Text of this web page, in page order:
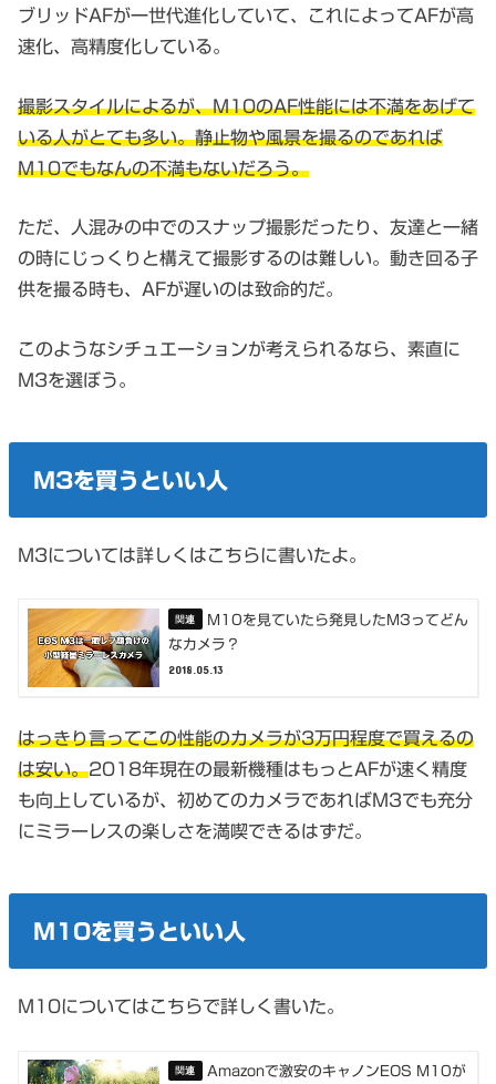
ブリッドAFが一世代進化していて、これによってAFが高
速化、高精度化している。
撮影スタイルによるが、M10のAF性能には不満をあげて
いる人がとても多い。静止物や風景を撮るのであれば
M10でもなんの不満もないだろう。
ただ、人混みの中でのスナップ撮影だったり、友達と一緒
の時にじっくりと構えて撮影するのは難しい。動き回る子
供を撮る時も、AFが遅いのは致命的だ。
このようなシチュエーションが考えられるなら、素直に
M3を選ぼう。
M3を買うといい人
M3については詳しくはこちらに書いたよ。
M10を見ていたら発見したM3ってどん
なカメラ？
2018.05.13
はっきり言ってこの性能のカメラが3万円程度で買えるの
は安い。2018年現在の最新機種はもっとAFが速く精度
も向上しているが、初めてのカメラであればM3でも充分
にミラーレスの楽しさを満喫できるはずだ。
M10を買うといい人
M10についてはこちらで詳しく書いた。
Amazonで激安のキャノンEOS M10が